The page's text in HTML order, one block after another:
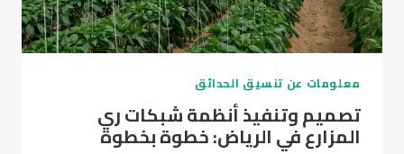
معلومات عن تنسيق الحدائق
تصميم وتنفيذ أنظمة شبكات ري
المزارع في الرياض: خطوة بخطوة